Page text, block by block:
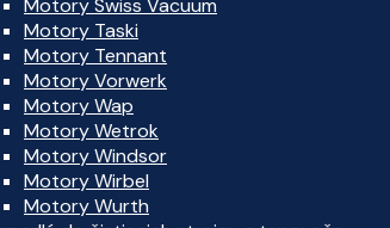
Motory Swiss Vacuum
Motory Taski
Motory Tennant
Motory Vorwerk
Motory Wap
Motory Wetrok
Motory Windsor
Motory Wirbel
Motory Wurth